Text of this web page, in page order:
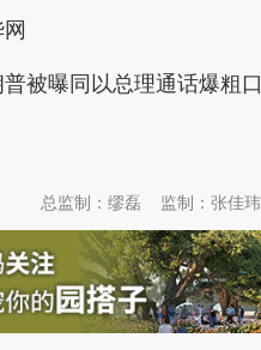
被曝同以总理通话爆粗口
监制：张佳玮
总监制：缪磊